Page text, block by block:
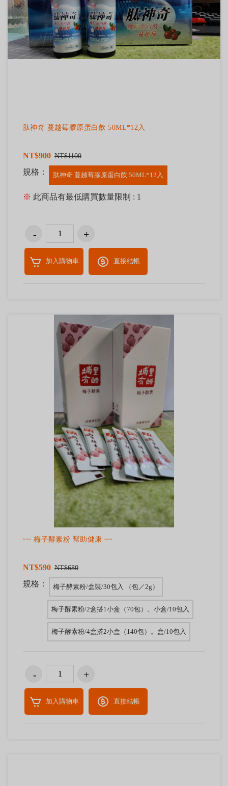
肽神奇 蔓越莓膠原蛋白飲 50ML*12入
NT$900 NT$1100
規格： 肽神奇 蔓越莓膠原蛋白飲 50ML*12入
※ 此商品有最低購買數量限制 : 1
加入購物車 直接結帳
~~ 梅子酵素粉 幫助健康 ~~
NT$590 NT$680
規格： 梅子酵素粉/盒裝/30包入 （包／2g）
梅子酵素粉/2盒搭1小盒（70包）。小盒/10包入
梅子酵素粉/4盒搭2小盒（140包）。盒/10包入
加入購物車 直接結帳